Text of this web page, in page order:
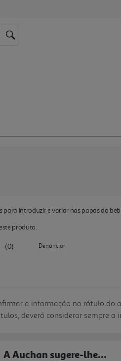
a informação no rótulo do
deverá considerar sempre
A Auchan sugere-lhe...